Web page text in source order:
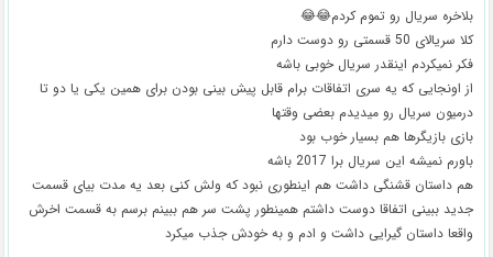
بلاخره سریال رو تموم کردم😂😂
کلا سریالای 50 قسمتی رو دوست دارم
فکر نمیکردم اینقدر سریال خوبی باشه
از اونجایی که یه سری اتفاقات برام قابل پیش بینی بودن برای همین یکی یا دو تا
درمیون سریال رو میدیدم بعضی وقتها
بازی بازیگرها هم بسیار خوب بود
باورم نمیشه این سریال برا 2017 باشه
هم داستان قشنگی داشت هم اینطوری نبود که ولش کنی بعد یه مدت بیای قسمت
جدید ببینی اتفاقا دوست داشتم همینطور پشت سر هم ببینم برسم به قسمت اخرش
واقعا داستان گیرایی داشت و ادم و به خودش جذب میکرد